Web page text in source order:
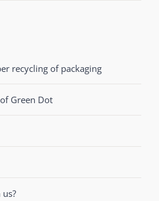
recycling of packaging
Green Dot